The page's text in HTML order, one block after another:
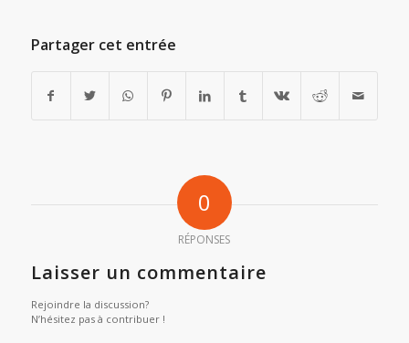
Partager cet entrée
0
RÉPONSES
Laisser un commentaire
Rejoindre la discussion?
N’hésitez pas à contribuer !